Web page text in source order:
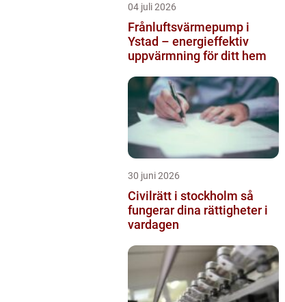
04 juli 2026
Frånluftsvärmepump i
Ystad – energieffektiv
uppvärmning för ditt hem
30 juni 2026
Civilrätt i stockholm så
fungerar dina rättigheter i
vardagen